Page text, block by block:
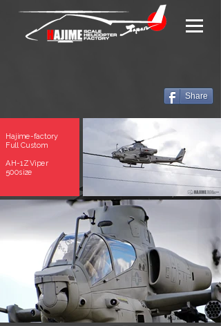
Share
Hajime-factory
Full Custom
AH-1Z Viper
500size